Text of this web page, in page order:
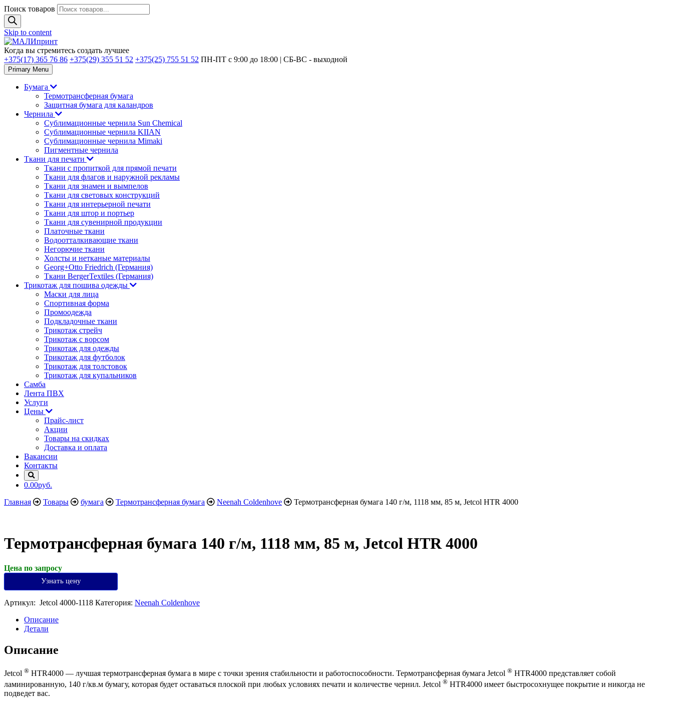
Поиск товаров
Skip to content
Когда вы стремитесь создать лучшее
+375(17) 365 76 86 +375(29) 355 51 52 +375(25) 755 51 52 ПН-ПТ с 9:00 до 18:00 | CБ-ВС - выходной
Primary Menu
Бумага
Термотрансферная бумага
Защитная бумага для каландров
Чернила
Сублимационные чернила Sun Chemical
Сублимационные чернила KIIAN
Сублимационные чернила Mimaki
Пигментные чернила
Ткани для печати
Ткани с пропиткой для прямой печати
Ткани для флагов и наружной рекламы
Ткани для знамен и вымпелов
Ткани для световых конструкций
Ткани для интерьерной печати
Ткани для штор и портьер
Ткани для сувенирной продукции
Платочные ткани
Водоотталкивающие ткани
Негорючие ткани
Холсты и нетканые материалы
Georg+Otto Friedrich (Германия)
Ткани BergerTextiles (Германия)
Трикотаж для пошива одежды
Маски для лица
Спортивная форма
Промоодежда
Подкладочные ткани
Трикотаж стрейч
Трикотаж с ворсом
Трикотаж для одежды
Трикотаж для футболок
Трикотаж для толстовок
Трикотаж для купальников
Самба
Лента ПВХ
Услуги
Цены
Прайс-лист
Акции
Товары на скидках
Доставка и оплата
Вакансии
Контакты
0.00руб.
Главная
Товары бумага Термотрансферная бумага Neenah Coldenhove Термотрансферная бумага 140 г/м, 1118 мм, 85 м, Jetcol HTR 4000
Термотрансферная бумага 140 г/м, 1118 мм, 85 м, Jetcol HTR 4000
Цена по запросу
Узнать цену
Артикул: Jetcol 4000-1118 Категория: Neenah Coldenhove
Описание
Детали
Описание
Jetcol ® HTR4000 — лучшая термотрансферная бумага в мире с точки зрения стабильности и работоспособности. Термотрансферная бумага Jetcol ® HTR4000 представляет собой
ламинированную, 140 г/кв.м бумагу, которая будет оставаться плоской при любых условиях печати и количестве чернил. Jetcol ® HTR4000 имеет быстросохнущее покрытие и никогда не
подведет вас.